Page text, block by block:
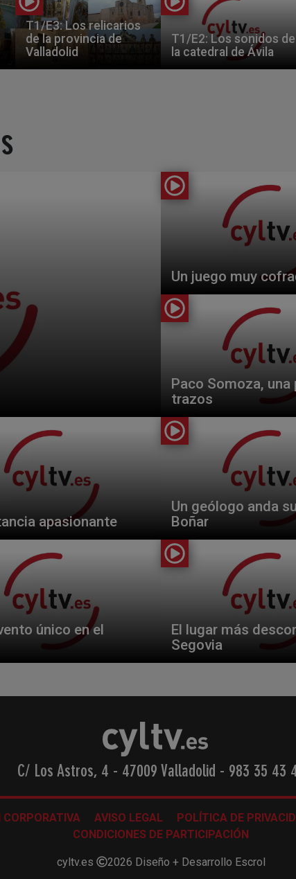
T1/E3: Los relicarios
de la provincia de
Valladolid
T1/E2: Los sonidos de
la catedral de Ávila
Un juego muy
Paco Somoza, una
trazos
apasionante
Un geólogo anda
Boñar
único en el
El lugar más
Segovia
C/ Los Astros, 4 - 47009 Valladolid - 983 35 43
CORPORATIVA AVISO LEGAL POLÍTICA DE
CONDICIONES DE PARTICIPACIÓN
cyltv.es 2026 Diseño + Desarrollo Escrol